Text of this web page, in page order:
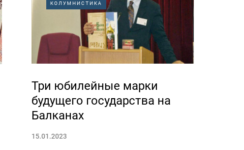
КОЛУМНИСТИКА
Три юбилейные марки
будущего государства на
Балканах
15.01.2023